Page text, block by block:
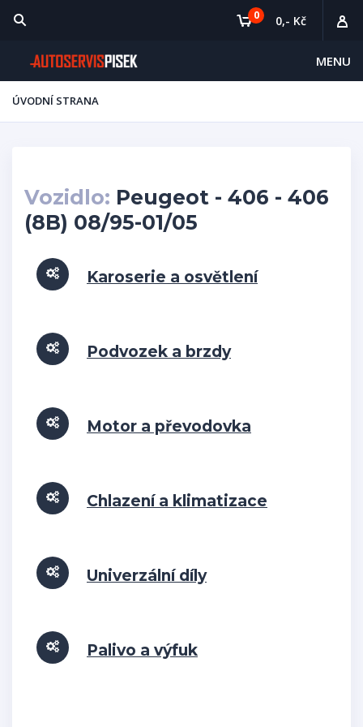
MENU
0 0,- Kč
ÚVODNÍ STRANA
Vozidlo: Peugeot - 406 - 406
(8B) 08/95-01/05
Karoserie a osvětlení
Podvozek a brzdy
Motor a převodovka
Chlazení a klimatizace
Univerzální díly
Palivo a výfuk